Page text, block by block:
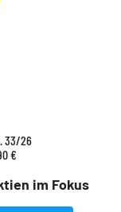
im Fokus
33/26
€